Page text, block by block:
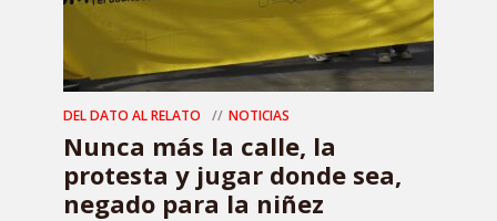
DEL DATO AL RELATO NOTICIAS
Nunca más la calle, la
protesta y jugar donde sea,
negado para la niñez